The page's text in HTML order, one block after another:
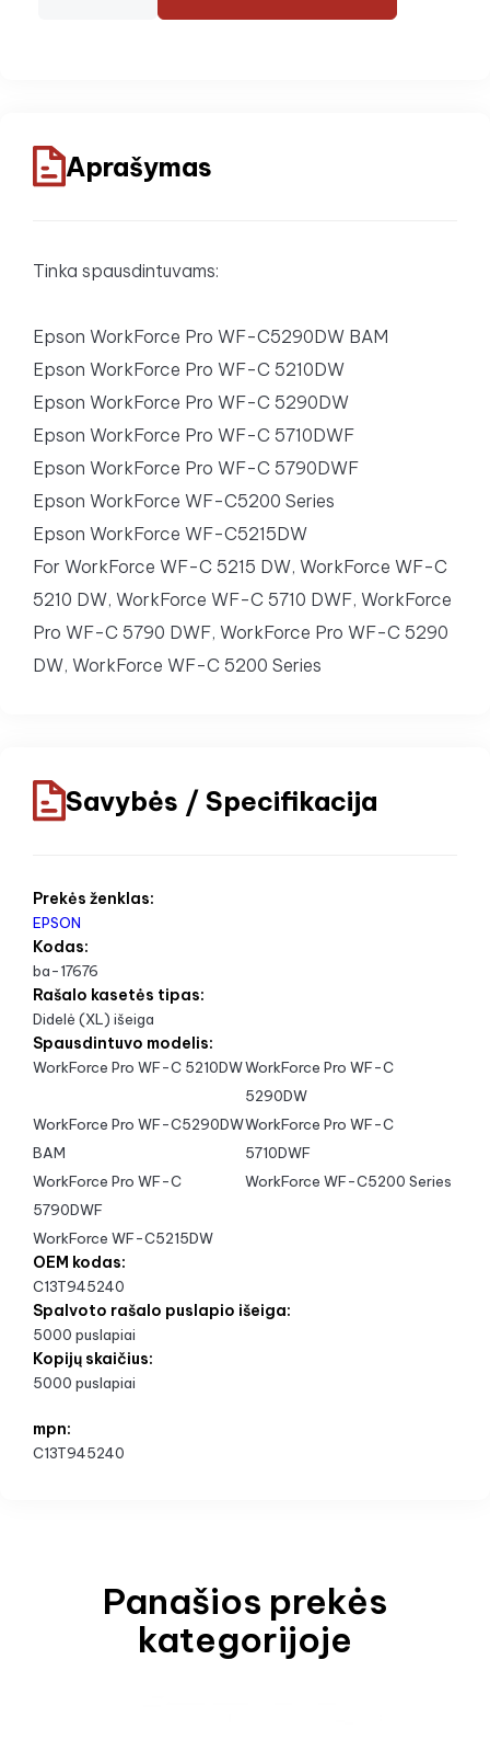
Aprašymas
Tinka spausdintuvams:
Epson WorkForce Pro WF-C5290DW BAM
Epson WorkForce Pro WF-C 5210DW
Epson WorkForce Pro WF-C 5290DW
Epson WorkForce Pro WF-C 5710DWF
Epson WorkForce Pro WF-C 5790DWF
Epson WorkForce WF-C5200 Series
Epson WorkForce WF-C5215DW
For WorkForce WF-C 5215 DW, WorkForce WF-C
5210 DW, WorkForce WF-C 5710 DWF, WorkForce
Pro WF-C 5790 DWF, WorkForce Pro WF-C 5290
DW, WorkForce WF-C 5200 Series
Savybės / Specifikacija
Prekės ženklas:
EPSON
Kodas:
ba-17676
Rašalo kasetės tipas:
Didelė (XL) išeiga
Spausdintuvo modelis:
WorkForce Pro WF-C 5210DWWorkForce Pro WF-C
5290DW
WorkForce Pro WF-C5290DW
BAM
WorkForce Pro WF-C
5710DWF
WorkForce Pro WF-C
5790DWF
WorkForce WF-C5200 Series
WorkForce WF-C5215DW
OEM kodas:
C13T945240
Spalvoto rašalo puslapio išeiga:
5000 puslapiai
Kopijų skaičius:
5000 puslapiai
mpn:
C13T945240
Panašios prekės
kategorijoje